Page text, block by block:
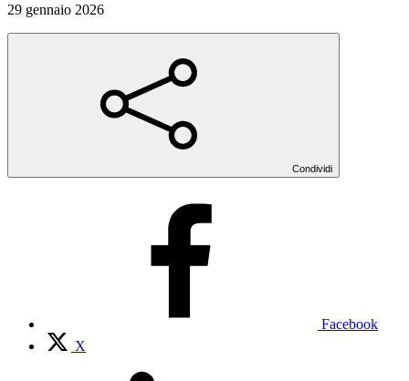
29 gennaio 2026
Condividi
Facebook
X